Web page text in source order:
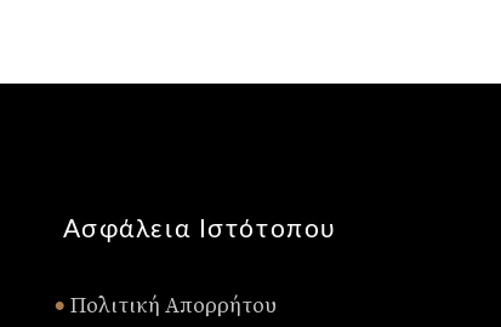
Ασφάλεια Ιστότοπου
• Πολιτική Απορρήτου